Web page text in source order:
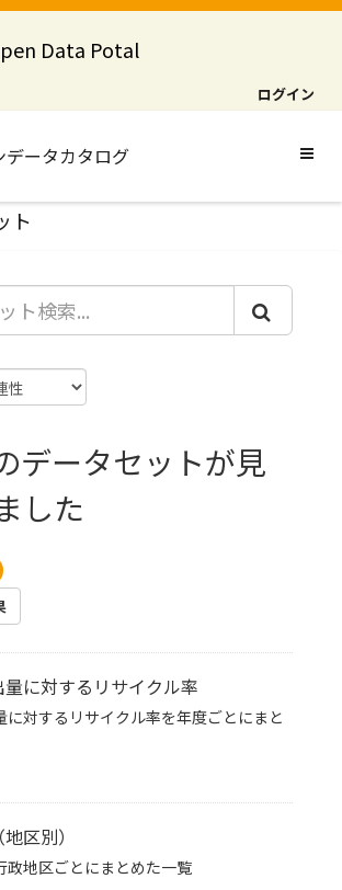
Data Potal
ログイン
ト
データセットが見
した
量に対するリサイクル率
に対するリサイクル率を年度ごとにまと
区別）
政地区ごとにまとめた一覧